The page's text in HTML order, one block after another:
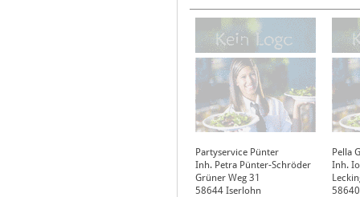
Partyservice Pünter
Inh. Petra Pünter-Schröder
Grüner Weg 31
58644 Iserlohn
Pella
Inh.
58640